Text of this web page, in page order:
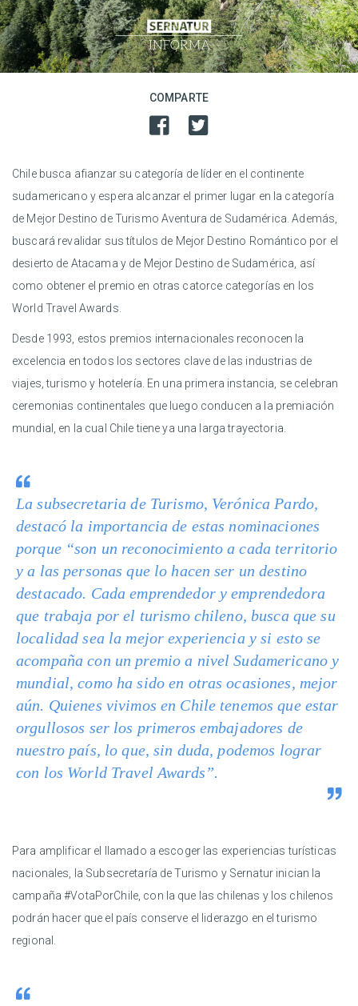
COMPARTE
Chile busca afianzar su categoría de líder en el continente
sudamericano y espera alcanzar el primer lugar en la categoría
de Mejor Destino de Turismo Aventura de Sudamérica. Además,
buscará revalidar sus títulos de Mejor Destino Romántico por el
desierto de Atacama y de Mejor Destino de Sudamérica, así
como obtener el premio en otras catorce categorías en los
World Travel Awards.
Desde 1993, estos premios internacionales reconocen la
excelencia en todos los sectores clave de las industrias de
viajes, turismo y hotelería. En una primera instancia, se celebran
ceremonias continentales que luego conducen a la premiación
mundial, en la cual Chile tiene ya una larga trayectoria.
La subsecretaria de Turismo, Verónica Pardo,
destacó la importancia de estas nominaciones
porque “son un reconocimiento a cada territorio
y a las personas que lo hacen ser un destino
destacado. Cada emprendedor y emprendedora
que trabaja por el turismo chileno, busca que su
localidad sea la mejor experiencia y si esto se
acompaña con un premio a nivel Sudamericano y
mundial, como ha sido en otras ocasiones, mejor
aún. Quienes vivimos en Chile tenemos que estar
orgullosos ser los primeros embajadores de
nuestro país, lo que, sin duda, podemos lograr
con los World Travel Awards”.
Para amplificar el llamado a escoger las experiencias turísticas
nacionales, la Subsecretaría de Turismo y Sernatur inician la
campaña #VotaPorChile, con la que las chilenas y los chilenos
podrán hacer que el país conserve el liderazgo en el turismo
regional.